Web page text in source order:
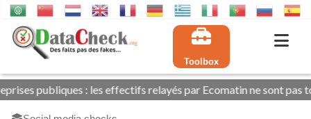
Toolbox
effectifs relayés par Ecomatin ne sont pas tous exacts